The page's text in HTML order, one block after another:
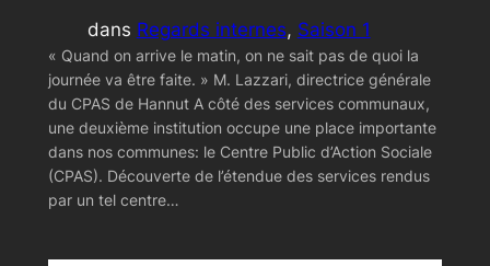
dans Regards internes, Saison 1
« Quand on arrive le matin, on ne sait pas de quoi la
journée va être faite. » M. Lazzari, directrice générale
du CPAS de Hannut A côté des services communaux,
une deuxième institution occupe une place importante
dans nos communes: le Centre Public d’Action Sociale
(CPAS). Découverte de l’étendue des services rendus
par un tel centre…